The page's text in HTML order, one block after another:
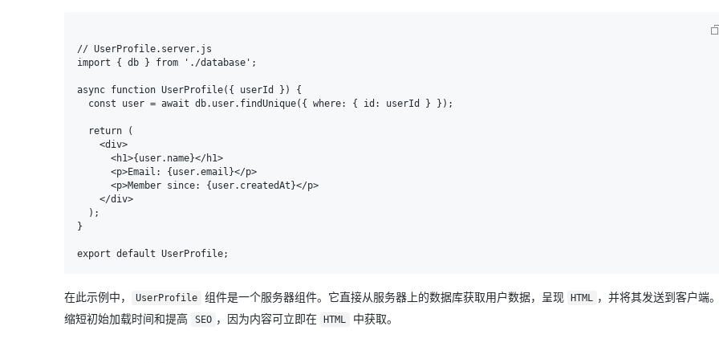
// UserProfile.server.js
import { db } from './database';
async function UserProfile({ userId }) {
}
在此示例中， UserProfile 组件是一个服务器组件。它直接从服务器上的数据库获取用户数据，呈现 HTML ，并将其发送到客户端
缩短初始加载时间和提高
SEO ，因为内容可立即在 HTML 中获取。